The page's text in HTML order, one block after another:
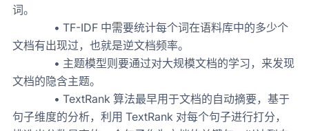
词。
• TF-IDF 中需要统计每个词在语料库中的多少个
文档有出现过，也就是逆文档频率。
• 主题模型则要通过对大规模文档的学习，来发现
文档的隐含主题。
• TextRank 算法最早用于文档的自动摘要，基于
句子维度的分析，利用 TextRank 对每个句子进行打分，